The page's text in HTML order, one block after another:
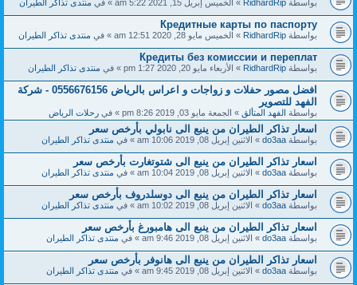
بواسطة RidhardRip » الخميس إبريل 15, 2021 5:22 am » في منتدى تذاكر الطيران
Кредитные карты по паспорту
بواسطة RidhardRip » الخميس مايو 28, 2020 12:51 am » في منتدى تذاكر الطيران
Кредиты без комиссии и переплат
بواسطة RidhardRip » الأربعاء مايو 20, 2020 1:27 pm » في منتدى تذاكر الطيران
افضل مصور حفلات و زواجات و اعراس بالرياض 0556676156 - شركة
الفهد للتصوير
بواسطة الفهد المتألق » الجمعة مايو 03, 2019 8:26 pm » في رحلات الرياض
اسعار تذاكر الطيران من ينبع الى نابولي بأرخص سعر
بواسطة do3aa » الاثنين إبريل 08, 2019 10:06 am » في منتدى تذاكر الطيران
اسعار تذاكر الطيران من ينبع الى شتوتغارت بأرخص سعر
بواسطة do3aa » الاثنين إبريل 08, 2019 10:04 am » في منتدى تذاكر الطيران
اسعار تذاكر الطيران من ينبع الى دوسلدروف بأرخص سعر
بواسطة do3aa » الاثنين إبريل 08, 2019 10:02 am » في منتدى تذاكر الطيران
اسعار تذاكر الطيران من ينبع الى هامبورغ بأرخص سعر
بواسطة do3aa » الاثنين إبريل 08, 2019 9:46 am » في منتدى تذاكر الطيران
اسعار تذاكر الطيران من ينبع الى هانوفر بأرخص سعر
بواسطة do3aa » الاثنين إبريل 08, 2019 9:45 am » في منتدى تذاكر الطيران